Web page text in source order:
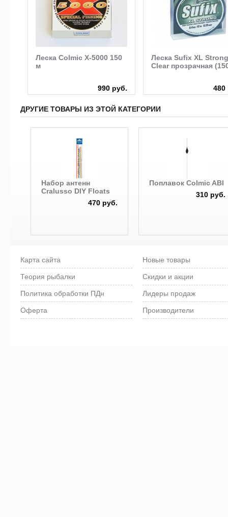
Леска Colmic X-5000 150
м
990 руб.
Леска Sufix XL Strong
Clear прозрачная
480
ДРУГИЕ ТОВАРЫ ИЗ ЭТОЙ КАТЕГОРИИ
Набор антенн
Cralusso DIY Floats
470 руб.
Поплавок Colmic ABI
310 руб.
Карта сайта
Теория рыбалки
Политика обработки ПДн
Оферта
Новые товары
Скидки и акции
Лидеры продаж
Производители